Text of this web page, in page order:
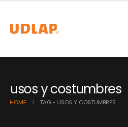
usos y costumbres
HOME TAG - USOS Y COSTUMBRES